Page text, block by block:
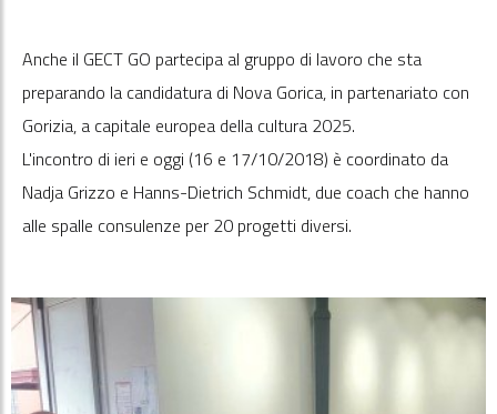
Anche il GECT GO partecipa al gruppo di lavoro che sta
preparando la candidatura di Nova Gorica, in partenariato con
Gorizia, a capitale europea della cultura 2025.
L'incontro di ieri e oggi (16 e 17/10/2018) è coordinato da
Nadja Grizzo e Hanns-Dietrich Schmidt, due coach che hanno
alle spalle consulenze per 20 progetti diversi.